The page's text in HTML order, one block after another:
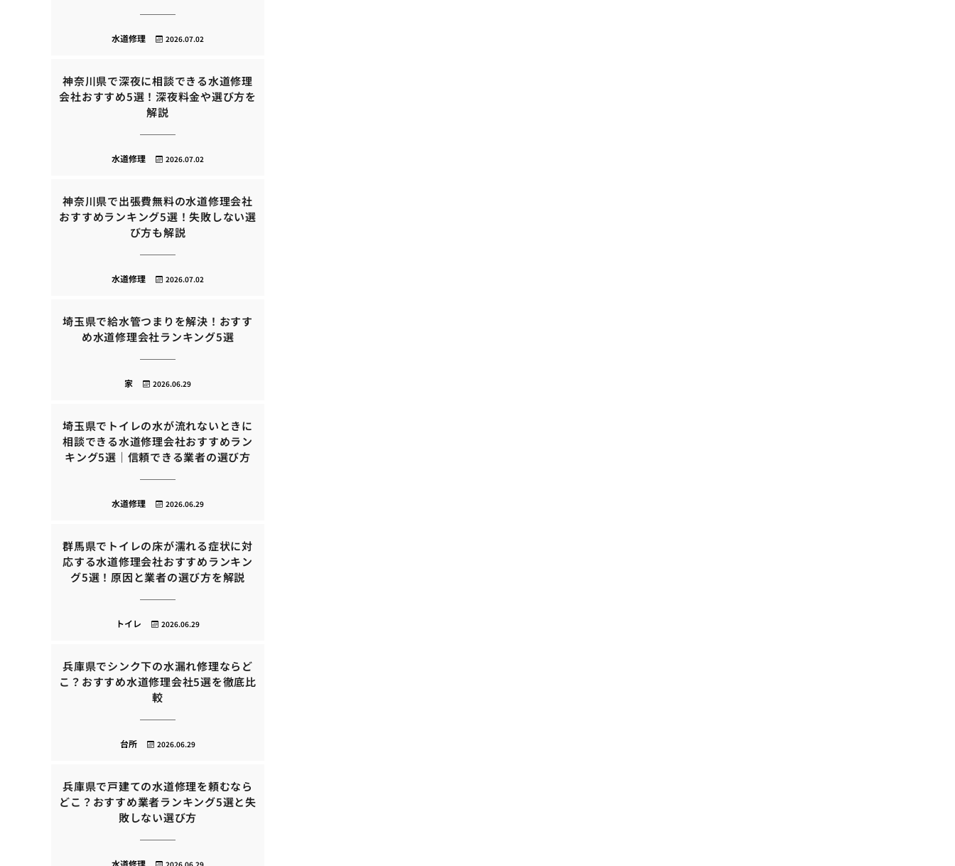
2026.07.02
水道修理
神奈川県で深夜に相談できる水道修理
会社おすすめ5選！深夜料金や選び方を
解説
2026.07.02
水道修理
神奈川県で出張費無料の水道修理会社
おすすめランキング5選！失敗しない選
び方も解説
2026.07.02
水道修理
埼玉県で給水管つまりを解決！おすす
め水道修理会社ランキング5選
2026.06.29
家
埼玉県でトイレの水が流れないときに
相談できる水道修理会社おすすめラン
キング5選｜信頼できる業者の選び方
2026.06.29
水道修理
群馬県でトイレの床が濡れる症状に対
応する水道修理会社おすすめランキン
グ5選！原因と業者の選び方を解説
2026.06.29
トイレ
兵庫県でシンク下の水漏れ修理ならど
こ？おすすめ水道修理会社5選を徹底比
較
2026.06.29
台所
兵庫県で戸建ての水道修理を頼むなら
どこ？おすすめ業者ランキング5選と失
敗しない選び方
2026.06.29
水道修理